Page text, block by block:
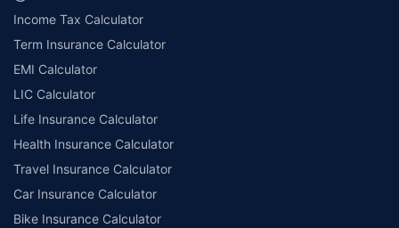
Income Tax Calculator
Term Insurance Calculator
EMI Calculator
LIC Calculator
Life Insurance Calculator
Health Insurance Calculator
Travel Insurance Calculator
Car Insurance Calculator
Bike Insurance Calculator